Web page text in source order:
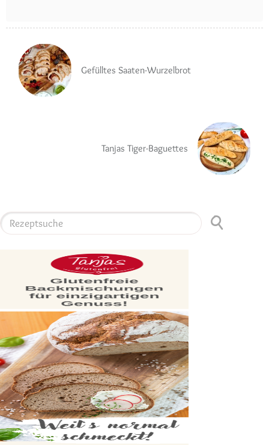
Gefülltes Saaten-Wurzelbrot
Tanjas Tiger-Baguettes